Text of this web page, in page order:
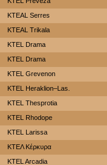
KTEAL Serres
KTEAL Trikala
KTEL Drama
KTEL Drama
ΚΤΕL Grevenon
KTEL Heraklion–Las.
KTEL Thesprotia
KTEL Rhodope
KTEL Larissa
ΚΤΕΛ Κέρκυρα
KTEL Arcadia